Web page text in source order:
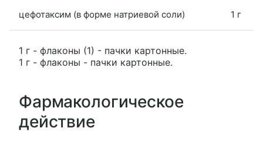
цефотаксим (в форме натриевой соли) 1 г
1 г - флаконы (1) - пачки картонные.
1 г - флаконы - пачки картонные.
Фармакологическое
действие